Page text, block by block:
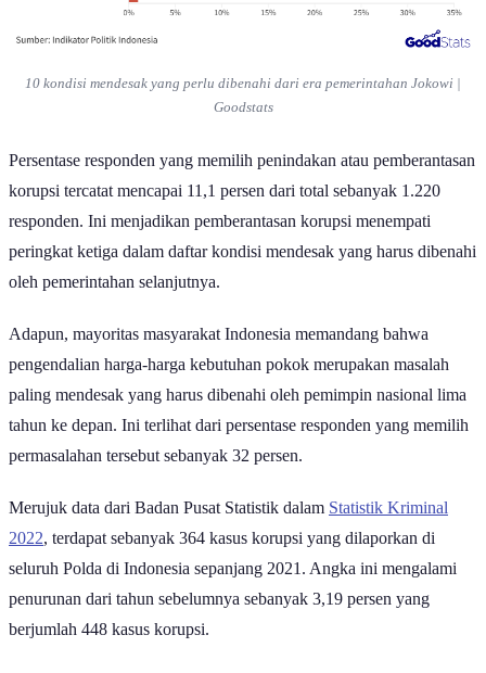
10 kondisi mendesak yang perlu dibenahi dari era pemerintahan Jokowi |
Goodstats
Persentase responden yang memilih penindakan atau pemberantasan
korupsi tercatat mencapai 11,1 persen dari total sebanyak 1.220
responden. Ini menjadikan pemberantasan korupsi menempati
peringkat ketiga dalam daftar kondisi mendesak yang harus dibenahi
oleh pemerintahan selanjutnya.
Adapun, mayoritas masyarakat Indonesia memandang bahwa
pengendalian harga-harga kebutuhan pokok merupakan masalah
paling mendesak yang harus dibenahi oleh pemimpin nasional lima
tahun ke depan. Ini terlihat dari persentase responden yang memilih
permasalahan tersebut sebanyak 32 persen.
Merujuk data dari Badan Pusat Statistik dalam Statistik Kriminal
2022, terdapat sebanyak 364 kasus korupsi yang dilaporkan di
seluruh Polda di Indonesia sepanjang 2021. Angka ini mengalami
penurunan dari tahun sebelumnya sebanyak 3,19 persen yang
berjumlah 448 kasus korupsi.